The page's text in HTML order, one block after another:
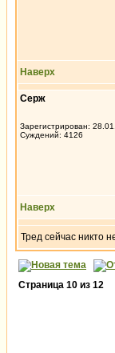
Наверх
Серж
Зарегистрирован:
Суждений: 4126
Наверх
Тред сейчас никто
Страница 10 из 12